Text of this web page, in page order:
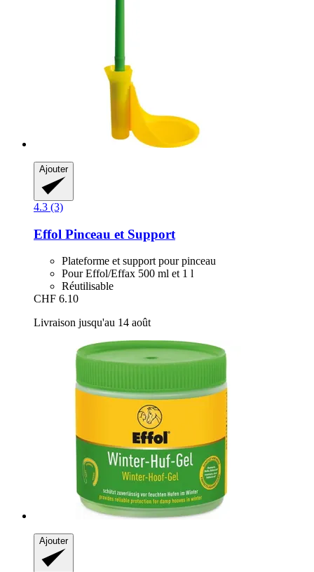
Ajouter
4.3 (3)
Effol Pinceau et Support
Plateforme et support pour pinceau
Pour Effol/Effax 500 ml et 1 l
Réutilisable
CHF 6.10
Livraison jusqu'au 14 août
Ajouter